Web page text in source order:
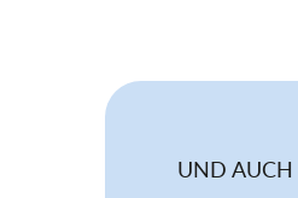
UND AUCH